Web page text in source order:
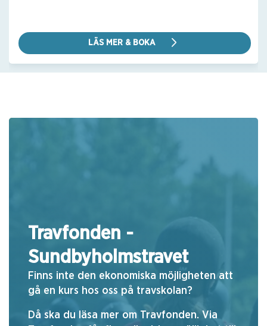
LÄS MER & BOKA
Travfonden -
Sundbyholmstravet
Finns inte den ekonomiska möjligheten att
gå en kurs hos oss på travskolan?
Då ska du läsa mer om Travfonden. Via